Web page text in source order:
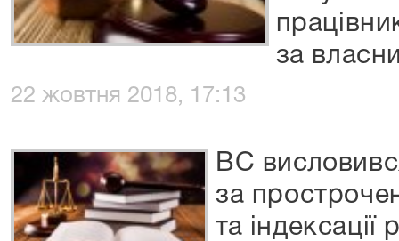
за
22 жовтня 2018, 17:13
ВС
за
та індексації